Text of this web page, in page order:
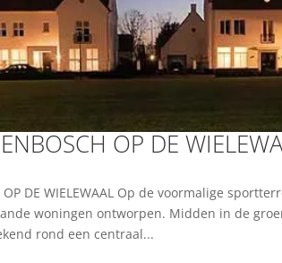
OP DE
OP DE WIELEWAAL Op de voormalige
woningen ontworpen. Midden in de
rond een centraal...